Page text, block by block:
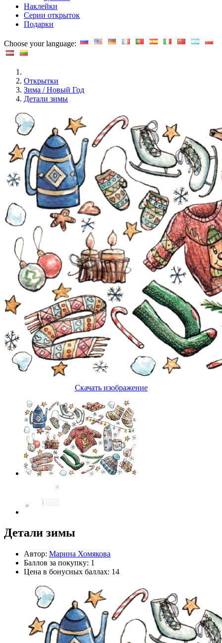
Наклейки
Серии открыток
Подарки
Choose your language:
Открытки
Зима / Новый Год
Детали зимы
Скачать изображение
Детали зимы
Автор: Марина Хомякова
Баллов за покупку: 1
Цена в бонусных баллах: 14